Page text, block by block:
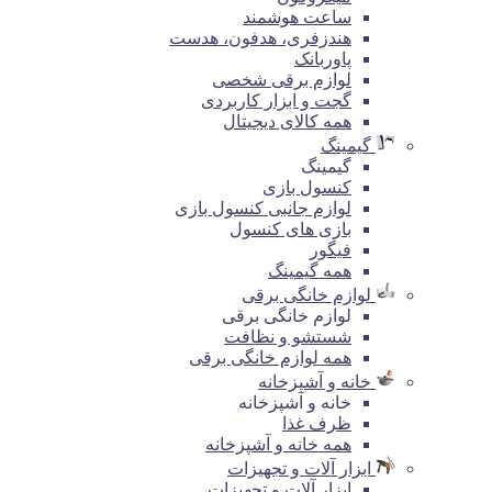
ساعت هوشمند
هندزفری، هدفون، هدست
پاوربانک
لوازم برقی شخصی
گجت و ابزار کاربردی
همه کالای دیجیتال
گیمینگ
گیمینگ
کنسول بازی
لوازم جانبی کنسول بازی
بازی های کنسول
فیگور
همه گیمینگ
لوازم خانگی برقی
لوازم خانگی برقی
شستشو و نظافت
همه لوازم خانگی برقی
خانه و آشپزخانه
خانه و آشپزخانه
ظرف غذا
همه خانه و آشپزخانه
ابزار آلات و تجهیزات